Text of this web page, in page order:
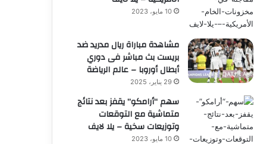
10 مايو، 2023
مشاهدة مباراة ريال مدريد ضد
بريست بث مباشر فى دوري
أبطال أوروبا – عالم الرياضة
29 يناير، 2025
سهم “أرامكو” يقفز بعد نتائج
متماشية مع التوقعات
وتوزيعات سخية – يلا لايف
10 مايو، 2023